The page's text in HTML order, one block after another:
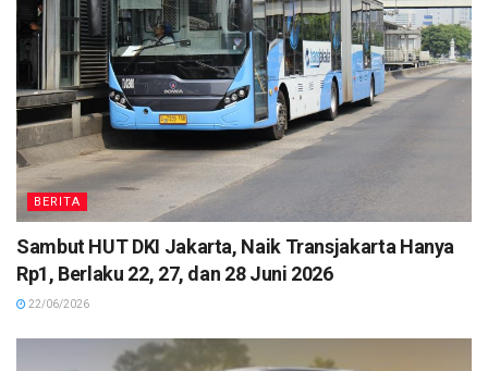
BERITA
Sambut HUT DKI Jakarta, Naik Transjakarta Hanya
Rp1, Berlaku 22, 27, dan 28 Juni 2026
22/06/2026